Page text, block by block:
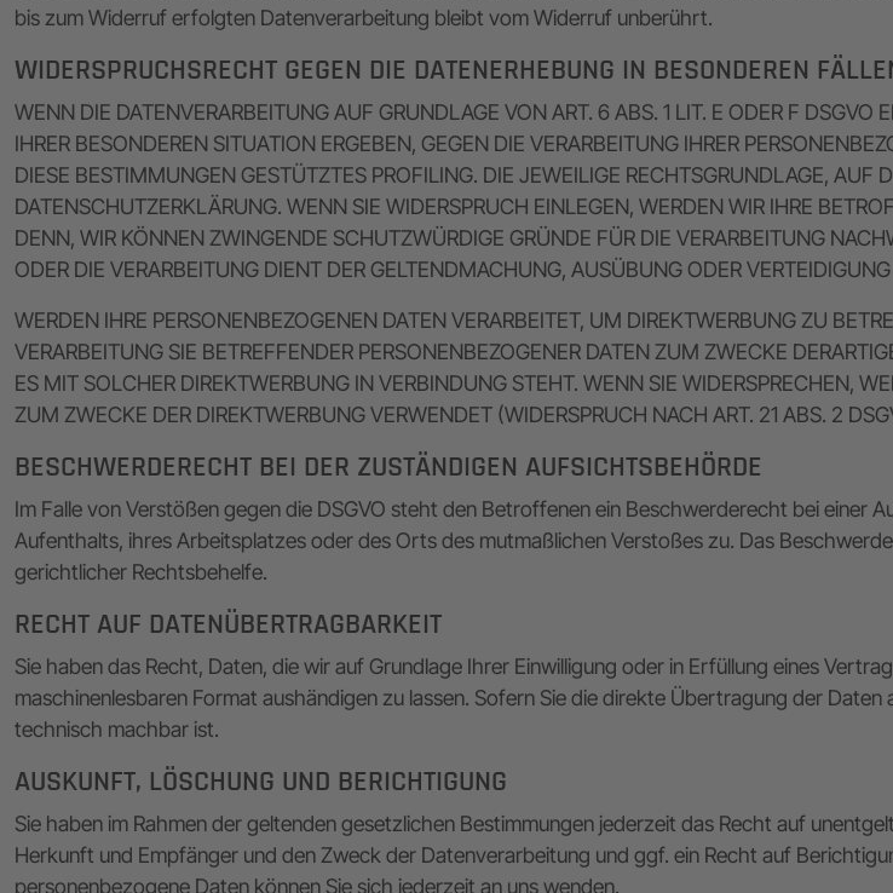
bis zum Widerruf erfolgten Datenverarbeitung bleibt vom Widerruf unberührt.
WIDERSPRUCHSRECHT GEGEN DIE DATENERHEBUNG IN BESONDEREN
WENN DIE DATENVERARBEITUNG AUF GRUNDLAGE VON ART. 6 ABS. 1 LIT. E ODER F
IHRER BESONDEREN SITUATION ERGEBEN, GEGEN DIE VERARBEITUNG IHRER
DIESE BESTIMMUNGEN GESTÜTZTES PROFILING. DIE JEWEILIGE RECHTSGRUNDLAGE, AUF
DATENSCHUTZERKLÄRUNG. WENN SIE WIDERSPRUCH EINLEGEN, WERDEN WIR IHRE
DENN, WIR KÖNNEN ZWINGENDE SCHUTZWÜRDIGE GRÜNDE FÜR DIE VERARBEITUNG
ODER DIE VERARBEITUNG DIENT DER GELTENDMACHUNG, AUSÜBUNG ODER
WERDEN IHRE PERSONENBEZOGENEN DATEN VERARBEITET, UM DIREKTWERBUNG ZU
VERARBEITUNG SIE BETREFFENDER PERSONENBEZOGENER DATEN ZUM ZWECKE
ES MIT SOLCHER DIREKTWERBUNG IN VERBINDUNG STEHT. WENN SIE WIDERSPRECHEN,
ZUM ZWECKE DER DIREKTWERBUNG VERWENDET (WIDERSPRUCH NACH ART. 21 ABS. 2
BESCHWERDE­RECHT BEI DER ZUSTÄNDIGEN AUFSICHTS­BEHÖRDE
Im Falle von Verstößen gegen die DSGVO steht den Betroffenen ein Beschwerderecht bei einer
Aufenthalts, ihres Arbeitsplatzes oder des Orts des mutmaßlichen Verstoßes zu. Das
gerichtlicher Rechtsbehelfe.
RECHT AUF DATEN­ÜBERTRAG­BARKEIT
Sie haben das Recht, Daten, die wir auf Grundlage Ihrer Einwilligung oder in Erfüllung eines
maschinenlesbaren Format aushändigen zu lassen. Sofern Sie die direkte Übertragung der
technisch machbar ist.
AUSKUNFT, LÖSCHUNG UND BERICHTIGUNG
Sie haben im Rahmen der geltenden gesetzlichen Bestimmungen jederzeit das Recht auf
Herkunft und Empfänger und den Zweck der Datenverarbeitung und ggf. ein Recht auf
personenbezogene Daten können Sie sich jederzeit an uns wenden.